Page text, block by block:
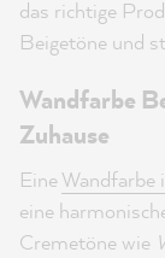
das richtige
Beigetöne und
Wandfarbe
Zuhause
EineWandfarbe
eine
Cremetöne wie